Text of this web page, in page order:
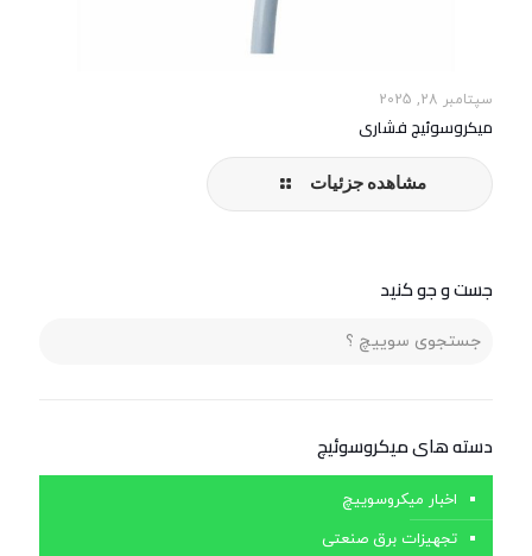
سپتامبر 28, 2025
میکروسوئیچ فشاری
مشاهده جزئیات
جست و جو کنید
دسته های ميكروسوئيچ
اخبار میکروسوییچ
تجهیزات برق صنعتی